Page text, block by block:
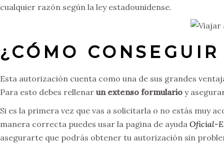
cualquier razón según la ley estadounidense.
¿CÓMO
Esta autorización cuenta como una de sus grandes
Para esto debes rellenar un extenso formulario y
Si es la primera vez que vas a solicitarla o no estás muy
manera correcta puedes usar la pagina de ayuda Oficial-
asegurarte que podrás obtener tu autorización sin